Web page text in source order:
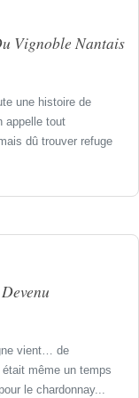
Vignoble Nantais
une histoire de
appelle tout
dû trouver refuge
vient… de
même un temps
le chardonnay...